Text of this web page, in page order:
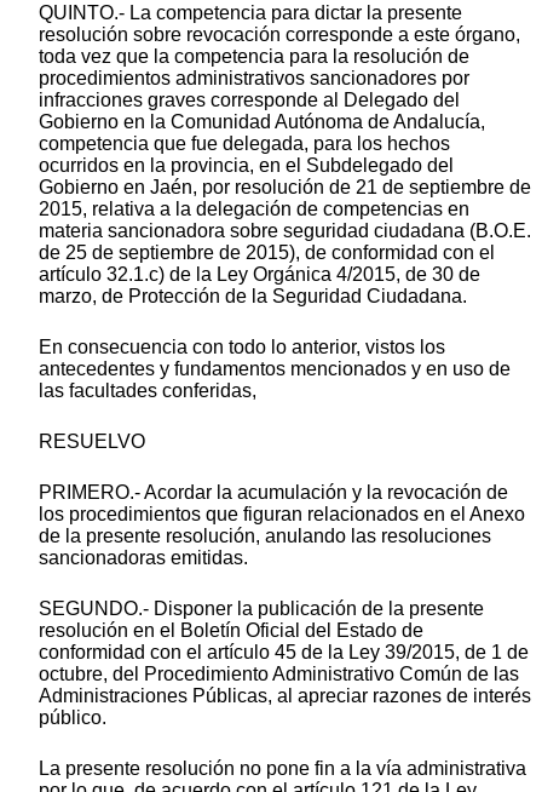
QUINTO.- La competencia para dictar la presente
resolución sobre revocación corresponde a este órgano,
toda vez que la competencia para la resolución de
procedimientos administrativos sancionadores por
infracciones graves corresponde al Delegado del
Gobierno en la Comunidad Autónoma de Andalucía,
competencia que fue delegada, para los hechos
ocurridos en la provincia, en el Subdelegado del
Gobierno en Jaén, por resolución de 21 de septiembre de
2015, relativa a la delegación de competencias en
materia sancionadora sobre seguridad ciudadana (B.O.E.
de 25 de septiembre de 2015), de conformidad con el
artículo 32.1.c) de la Ley Orgánica 4/2015, de 30 de
marzo, de Protección de la Seguridad Ciudadana.
En consecuencia con todo lo anterior, vistos los
antecedentes y fundamentos mencionados y en uso de
las facultades conferidas,
RESUELVO
PRIMERO.- Acordar la acumulación y la revocación de
los procedimientos que figuran relacionados en el Anexo
de la presente resolución, anulando las resoluciones
sancionadoras emitidas.
SEGUNDO.- Disponer la publicación de la presente
resolución en el Boletín Oficial del Estado de
conformidad con el artículo 45 de la Ley 39/2015, de 1 de
octubre, del Procedimiento Administrativo Común de las
Administraciones Públicas, al apreciar razones de interés
público.
La presente resolución no pone fin a la vía administrativa